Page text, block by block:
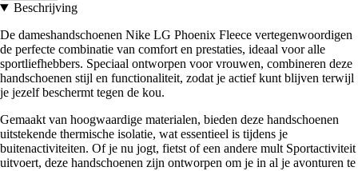
Beschrijving
De dameshandschoenen Nike LG Phoenix Fleece vertegenwoordigen
de perfecte combinatie van comfort en prestaties, ideaal voor alle
sportliefhebbers. Speciaal ontworpen voor vrouwen, combineren deze
handschoenen stijl en functionaliteit, zodat je actief kunt blijven terwijl
je jezelf beschermt tegen de kou.
Gemaakt van hoogwaardige materialen, bieden deze handschoenen
uitstekende thermische isolatie, wat essentieel is tijdens je
buitenactiviteiten. Of je nu jogt, fietst of een andere mult Sportactiviteit
uitvoert, deze handschoenen zijn ontworpen om je in al je avonturen te